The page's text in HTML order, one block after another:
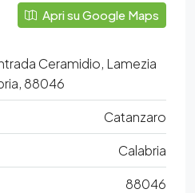
Apri su Google Maps
Ceramidio, Lamezia
88046
Catanzaro
Calabria
88046